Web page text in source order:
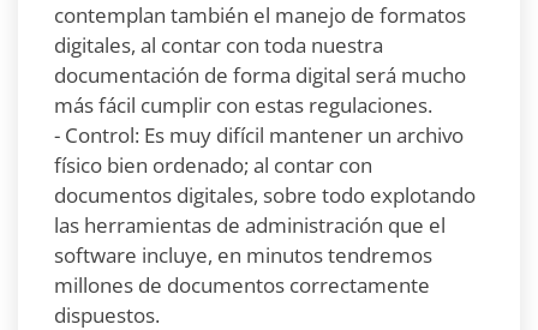
contemplan también el manejo de formatos
digitales, al contar con toda nuestra
documentación de forma digital será mucho
más fácil cumplir con estas regulaciones.
- Control: Es muy difícil mantener un archivo
físico bien ordenado; al contar con
documentos digitales, sobre todo explotando
las herramientas de administración que el
software incluye, en minutos tendremos
millones de documentos correctamente
dispuestos.